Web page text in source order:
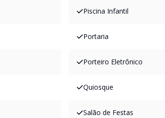
Piscina Infantil
Portaria
Porteiro Eletrônico
Quiosque
Salão de Festas